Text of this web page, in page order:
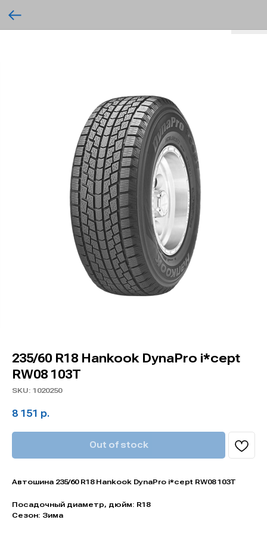
235/60 R18 Hankook DynaPro i*cept
RW08 103T
SKU: 1020250
8 151 р.
Out of stock
Автошина 235/60 R18 Hankook DynaPro i*cept RW08 103T
Посадочный диаметр, дюйм: R18
Сезон: Зима